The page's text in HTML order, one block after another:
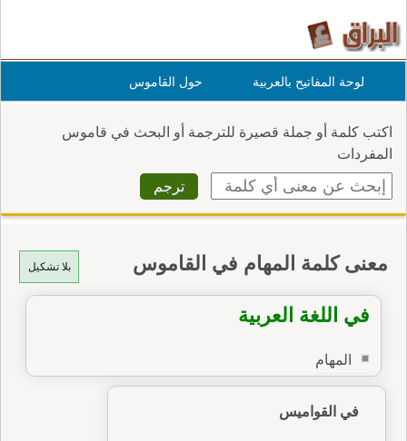
لوحة المفاتيح بالعربية حول القاموس
اكتب كلمة أو جملة قصيرة للترجمة أو البحث في قاموس
المفردات
بلا تشكيل معنى كلمة المهام في القاموس
في اللغة العربية
المهام
في القواميس